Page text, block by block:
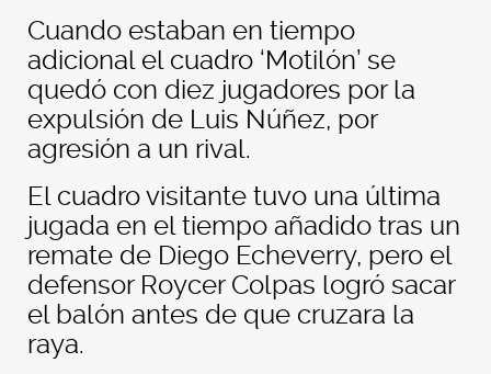
Cuando estaban en tiempo
adicional el cuadro ‘Motilón’ se
quedó con diez jugadores por la
expulsión de Luis Núñez, por
agresión a un rival.
El cuadro visitante tuvo una última
jugada en el tiempo añadido tras un
remate de Diego Echeverry, pero el
defensor Roycer Colpas logró sacar
el balón antes de que cruzara la
raya.